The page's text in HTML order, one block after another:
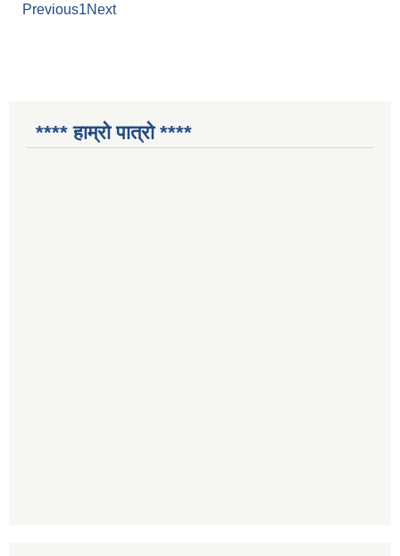
Previous1Next
**** हाम्रो पात्रो ****